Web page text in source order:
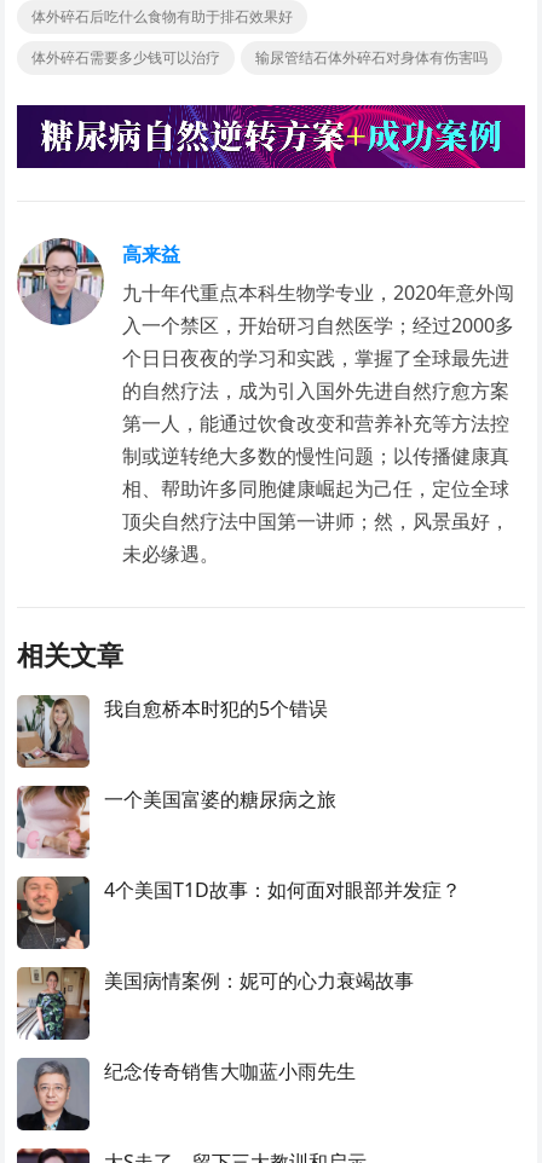
体外碎石后吃什么食物有助于排石效果好
体外碎石需要多少钱可以治疗
输尿管结石体外碎石对身体有伤害吗
高来益
九十年代重点本科生物学专业，2020年意外闯
入一个禁区，开始研习自然医学；经过2000多
个日日夜夜的学习和实践，掌握了全球最先进
的自然疗法，成为引入国外先进自然疗愈方案
第一人，能通过饮食改变和营养补充等方法控
制或逆转绝大多数的慢性问题；以传播健康真
相、帮助许多同胞健康崛起为己任，定位全球
顶尖自然疗法中国第一讲师；然，风景虽好，
未必缘遇。
相关文章
我自愈桥本时犯的5个错误
一个美国富婆的糖尿病之旅
4个美国T1D故事：如何面对眼部并发症？
美国病情案例：妮可的心力衰竭故事
纪念传奇销售大咖蓝小雨先生